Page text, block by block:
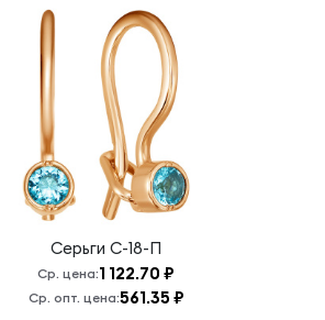
Серьги С-18-П
Ср. цена:1 122.70 ₽
Ср. опт. цена:561.35 ₽